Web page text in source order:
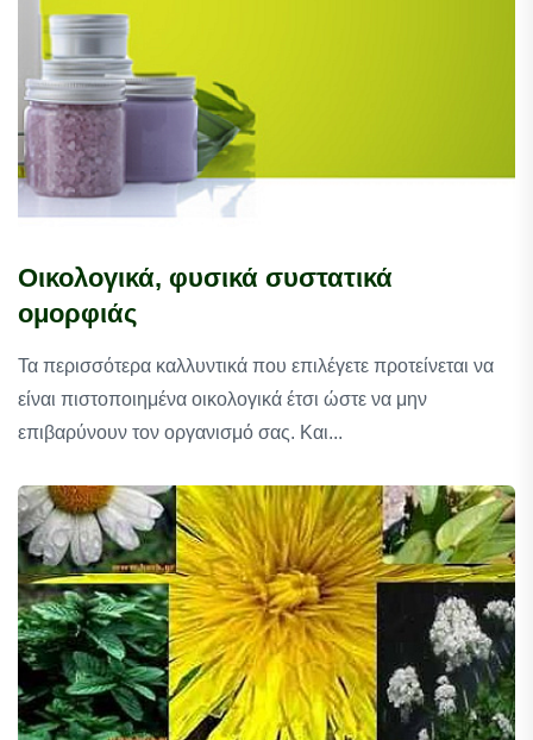
Οικολογικά, φυσικά συστατικά
ομορφιάς
Τα περισσότερα καλλυντικά που επιλέγετε προτείνεται να
είναι πιστοποιημένα οικολογικά έτσι ώστε να μην
επιβαρύνουν τον οργανισμό σας. Και...